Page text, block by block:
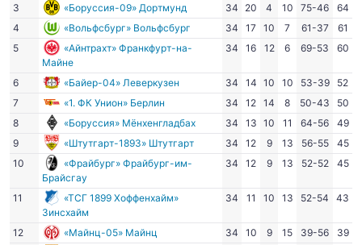
3
«Боруссия-09» Дортмунд 34 20 4 10 75-46
64
4
«Вольфсбург» Вольфсбург 34 17 10 7 61-37
61
5
«Айнтрахт» Франкфурт-на-
Майне
34 16 12 6 69-53 60
6 «Байер-04» Леверкузен 34 14 10 10 53-39
52
7
«1. ФК Унион» Берлин 34 12 14 8 50-43
50
8
«Боруссия» Мёнхенгладбах 34 13 10 11 64-56
49
9
«Штутгарт-1893» Штутгарт 34 12 9 13 56-55
45
10
«Фрайбург» Фрайбург-им-
Брайсгау
34 12 9 13 52-52 45
11
«ТСГ 1899 Хоффенхайм»
Зинсхайм
34 11 10 13 52-54 43
12 «Майнц-05» Майнц 34 10 9 15 39-56
39